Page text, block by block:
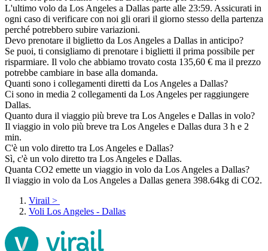
L'ultimo volo da Los Angeles a Dallas parte alle 23:59. Assicurati in
ogni caso di verificare con noi gli orari il giorno stesso della partenza
perché potrebbero subire variazioni.
Devo prenotare il biglietto da Los Angeles a Dallas in anticipo?
Se puoi, ti consigliamo di prenotare i biglietti il prima possibile per
risparmiare. Il volo che abbiamo trovato costa 135,60 € ma il prezzo
potrebbe cambiare in base alla domanda.
Quanti sono i collegamenti diretti da Los Angeles a Dallas?
Ci sono in media 2 collegamenti da Los Angeles per raggiungere
Dallas.
Quanto dura il viaggio più breve tra Los Angeles e Dallas in volo?
Il viaggio in volo più breve tra Los Angeles e Dallas dura 3 h e 2
min.
C'è un volo diretto tra Los Angeles e Dallas?
Sì, c'è un volo diretto tra Los Angeles e Dallas.
Quanta CO2 emette un viaggio in volo da Los Angeles a Dallas?
Il viaggio in volo da Los Angeles a Dallas genera 398.64kg di CO2.
Virail >
Voli Los Angeles - Dallas